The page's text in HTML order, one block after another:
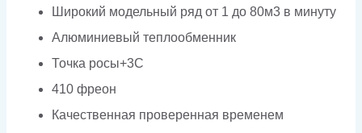
Широкий модельный ряд от 1 до 80м3 в минуту
Алюминиевый теплообменник
Точка росы+3С
410 фреон
Качественная проверенная временем